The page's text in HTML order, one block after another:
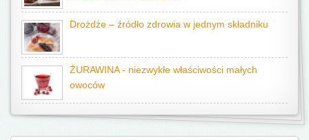
Drożdże – źródło zdrowia w jednym składniku
ŻURAWINA - niezwykłe właściwości małych
owoców